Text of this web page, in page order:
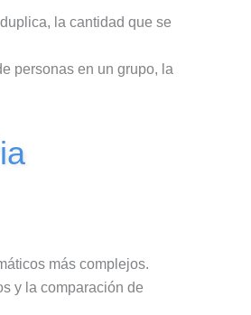
la cantidad que se
personas en un grupo, la
más complejos.
y la comparación de